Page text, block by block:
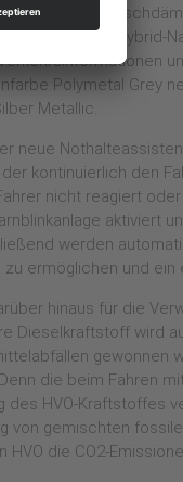
trägt ein
mit einem Hybrid-
Polymetal Grey
Metallic.
neue
kontinuierlich den
nicht reagiert
aktiviert
werden
ermöglichen und ein
hinaus für die
Dieselkraftstoff wird
gewonnen
die beim Fahren
HVO-Kraftstoffes
von gemischten
die CO2-